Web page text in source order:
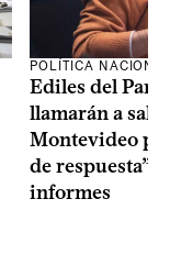
POLÍTICA
Ediles del
llamarán a sala
Montevideo
de respuesta”
informes